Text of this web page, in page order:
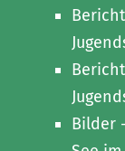
Bilder